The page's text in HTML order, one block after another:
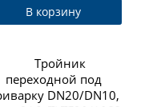
В корзину